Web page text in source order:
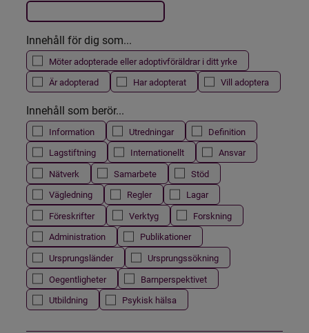
Innehåll för dig som...
Möter adopterade eller adoptivföräldrar i ditt yrke
Är adopterad
Har adopterat Vill adoptera
Innehåll som berör...
Information Utredningar
Definition
Lagstiftning
Internationellt
Ansvar
Nätverk
Samarbete
Stöd
Vägledning
Regler
Lagar
Föreskrifter
Verktyg
Forskning
Administration
Publikationer
Ursprungsländer
Ursprungssökning
Oegentligheter
Barnperspektivet
Utbildning
Psykisk hälsa